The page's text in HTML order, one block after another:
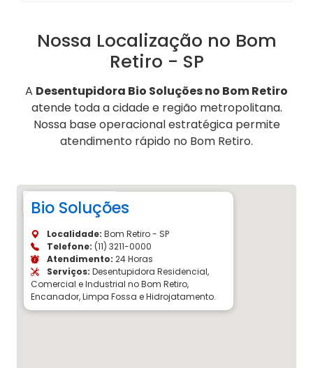
Nossa Localização no Bom
Retiro - SP
A Desentupidora Bio Soluções no Bom Retiro
atende toda a cidade e região metropolitana.
Nossa base operacional estratégica permite
atendimento rápido no Bom Retiro.
Bio Soluções
Localidade: Bom Retiro - SP
Telefone: (11) 3211-0000
Atendimento: 24 Horas
Serviços: Desentupidora Residencial,
Comercial e Industrial no Bom Retiro,
Encanador, Limpa Fossa e Hidrojatamento.